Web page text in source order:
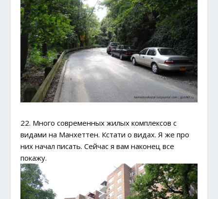
22. Много современных жилых комплексов с
видами на Манхеттен. Кстати о видах. Я же про
них начал писать. Сейчас я вам наконец все
покажу.